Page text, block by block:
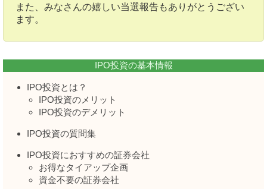
また、みなさんの嬉しい当選報告もありがとうござい
ます。
IPO投資の基本情報
IPO投資とは？
IPO投資のメリット
IPO投資のデメリット
IPO投資の質問集
IPO投資におすすめの証券会社
お得なタイアップ企画
資金不要の証券会社